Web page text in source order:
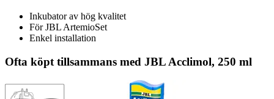
Inkubator av hög kvalitet
För JBL ArtemioSet
Enkel installation
Ofta köpt tillsammans med JBL Acclimol, 250 ml